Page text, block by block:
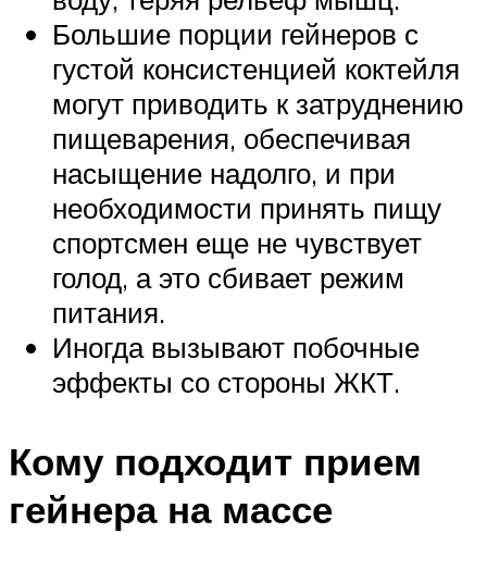
Большие порции гейнеров с
густой консистенцией коктейля
могут приводить к затруднению
пищеварения, обеспечивая
насыщение надолго, и при
необходимости принять пищу
спортсмен еще не чувствует
голод, а это сбивает режим
питания.
Иногда вызывают побочные
эффекты со стороны ЖКТ.
Кому подходит прием
гейнера на массе